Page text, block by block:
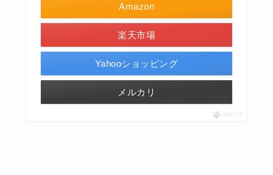
Amazon
楽天市場
Yahooショッピング
メルカリ
ポチップ